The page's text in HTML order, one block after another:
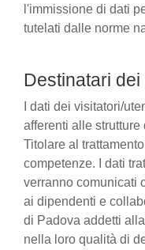
l'immissione di dati
tutelati dalle norme
Destinatari dei
I dati dei visitatori/
afferenti alle strutture
Titolare al
competenze. I dati
verranno comunicati
ai dipendenti e
di Padova addetti
nella loro qualità di